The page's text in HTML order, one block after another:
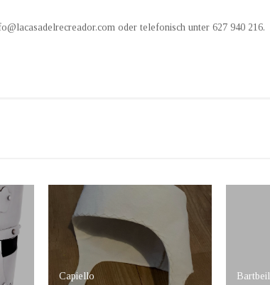
oder telefonisch unter 627 940 216.
Capiello Bartbeil